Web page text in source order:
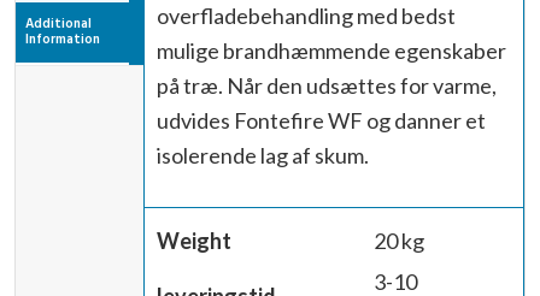
Additional
Information
overfladebehandling med bedst
mulige brandhæmmende egenskaber
på træ. Når den udsættes for varme,
udvides Fontefire WF og danner et
isolerende lag af skum.
Weight 20 kg
3-10